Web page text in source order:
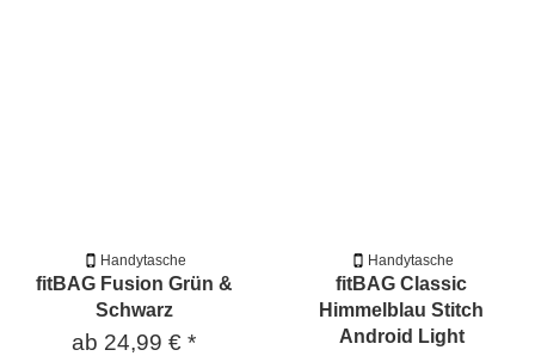
Handytasche
fitBAG Fusion Grün &
Schwarz
ab 24,99 € *
Handytasche
fitBAG Classic
Himmelblau Stitch
Android Light